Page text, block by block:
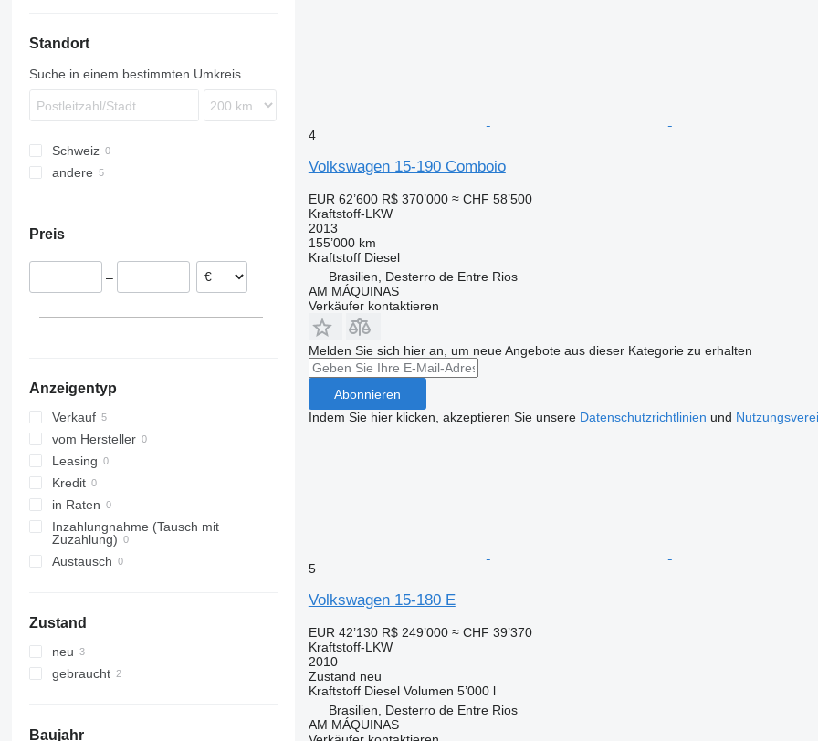
SK
Premium
FM
VM
Standort
Suche in einem bestimmten Umkreis
Schweiz
andere
Preis
–
Anzeigentyp
Verkauf
vom Hersteller
Leasing
Kredit
in Raten
Inzahlungnahme (Tausch mit
Zuzahlung)
Austausch
Zustand
neu
gebraucht
Baujahr
4
Volkswagen 15-190 Comboio
EUR 62’600 R$ 370’000 ≈ CHF 58’500
Kraftstoff-LKW
2013
155’000 km
Kraftstoff Diesel
Brasilien, Desterro de Entre Rios
AM MÁQUINAS
Verkäufer kontaktieren
Melden Sie sich hier an, um neue Angebote aus dieser Kategorie zu erhalten
Abonnieren
Indem Sie hier klicken, akzeptieren Sie unsere Datenschutzrichtlinien und
5
Volkswagen 15-180 E
EUR 42’130 R$ 249’000 ≈ CHF 39’370
Kraftstoff-LKW
2010
Zustand neu
Kraftstoff Diesel Volumen 5’000 l
Brasilien, Desterro de Entre Rios
AM MÁQUINAS